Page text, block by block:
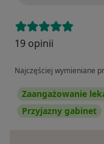
19 opinii
Najczęściej wymieniane
Zaangażowanie
Przyjazny gabinet